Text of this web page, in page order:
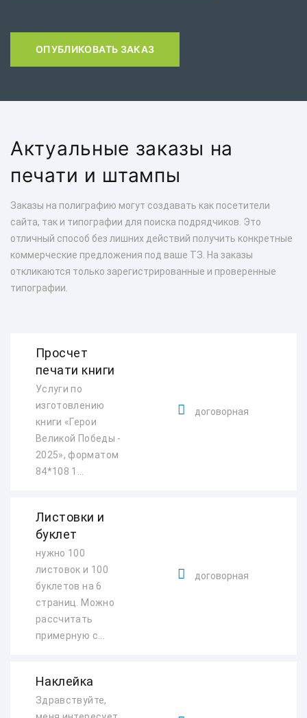
ОПУБЛИКОВАТЬ ЗАКАЗ
Актуальные заказы на
печати и штампы
Заказы на полиграфию могут создавать как посетители
сайта, так и типографии для поиска подрядчиков. Это
отличный способ без лишних действий получить конкретные
коммерческие предложения под ваше ТЗ. На заказы
откликаются только зарегистрированные и проверенные
типографии.
Просчет
печати книги
Услуги по
изготовлению
книги «Герои
Великой Победы -
2025», форматом
84*108 1...
договорная
Листовки и
буклет
нужно 100
листовок и 100
буклетов на 6
страниц. Можно
рассчитать
примерную с...
договорная
Наклейка
Здравствуйте,